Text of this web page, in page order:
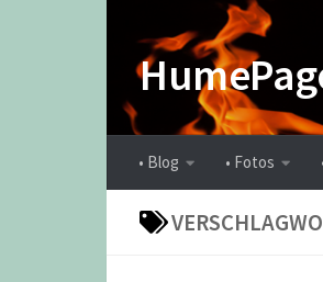
Zum Inhalt springen
• Blog • Fotos